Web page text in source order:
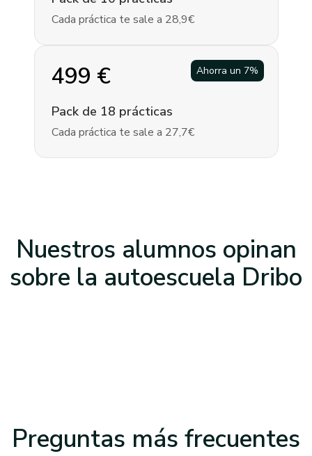
Cada práctica te sale a 28,9€
Ahorra un 7%
499 €
Pack de 18 prácticas
Cada práctica te sale a 27,7€
Nuestros alumnos opinan
sobre la autoescuela Dribo
Preguntas más frecuentes